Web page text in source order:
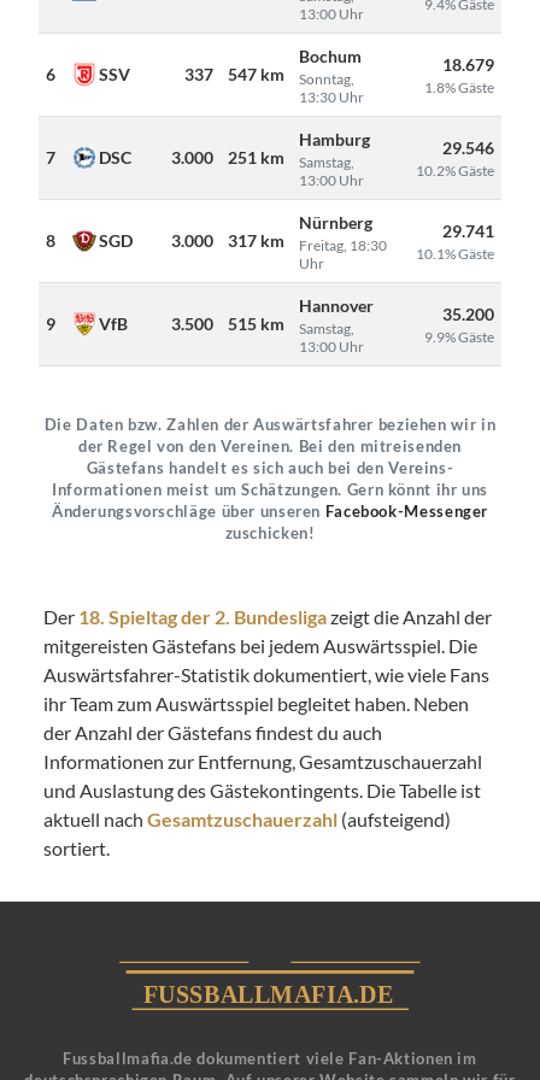
13:00 Uhr
9.4% Gäste
6 SSV 337 547 km
Bochum
Sonntag,
13:30 Uhr
18.679
1.8% Gäste
7 DSC 3.000 251 km
Hamburg
Samstag,
13:00 Uhr
29.546
10.2% Gäste
8 SGD 3.000 317 km
Nürnberg
Freitag, 18:30
Uhr
29.741
10.1% Gäste
9 VfB 3.500 515 km
Hannover
Samstag,
13:00 Uhr
35.200
9.9% Gäste
Die Daten bzw. Zahlen der Auswärtsfahrer beziehen wir in
der Regel von den Vereinen. Bei den mitreisenden
Gästefans handelt es sich auch bei den Vereins-
Informationen meist um Schätzungen. Gern könnt ihr uns
Änderungsvorschläge über unseren Facebook-Messenger
zuschicken!
Der 18. Spieltag der 2. Bundesligazeigt die Anzahl der
mitgereisten Gästefans bei jedem Auswärtsspiel. Die
Auswärtsfahrer-Statistik dokumentiert, wie viele Fans
ihr Team zum Auswärtsspiel begleitet haben. Neben
der Anzahl der Gästefans findest du auch
Informationen zur Entfernung, Gesamtzuschauerzahl
und Auslastung des Gästekontingents. Die Tabelle ist
aktuell nach Gesamtzuschauerzahl (aufsteigend)
sortiert.
Fussballmafia.de dokumentiert viele Fan-Aktionen im